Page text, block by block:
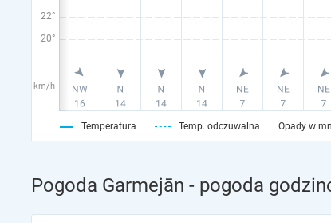
22°
20°
km/h
Temperatura Temp. odczuwalna Opady w
Pogoda Garmejān - pogoda